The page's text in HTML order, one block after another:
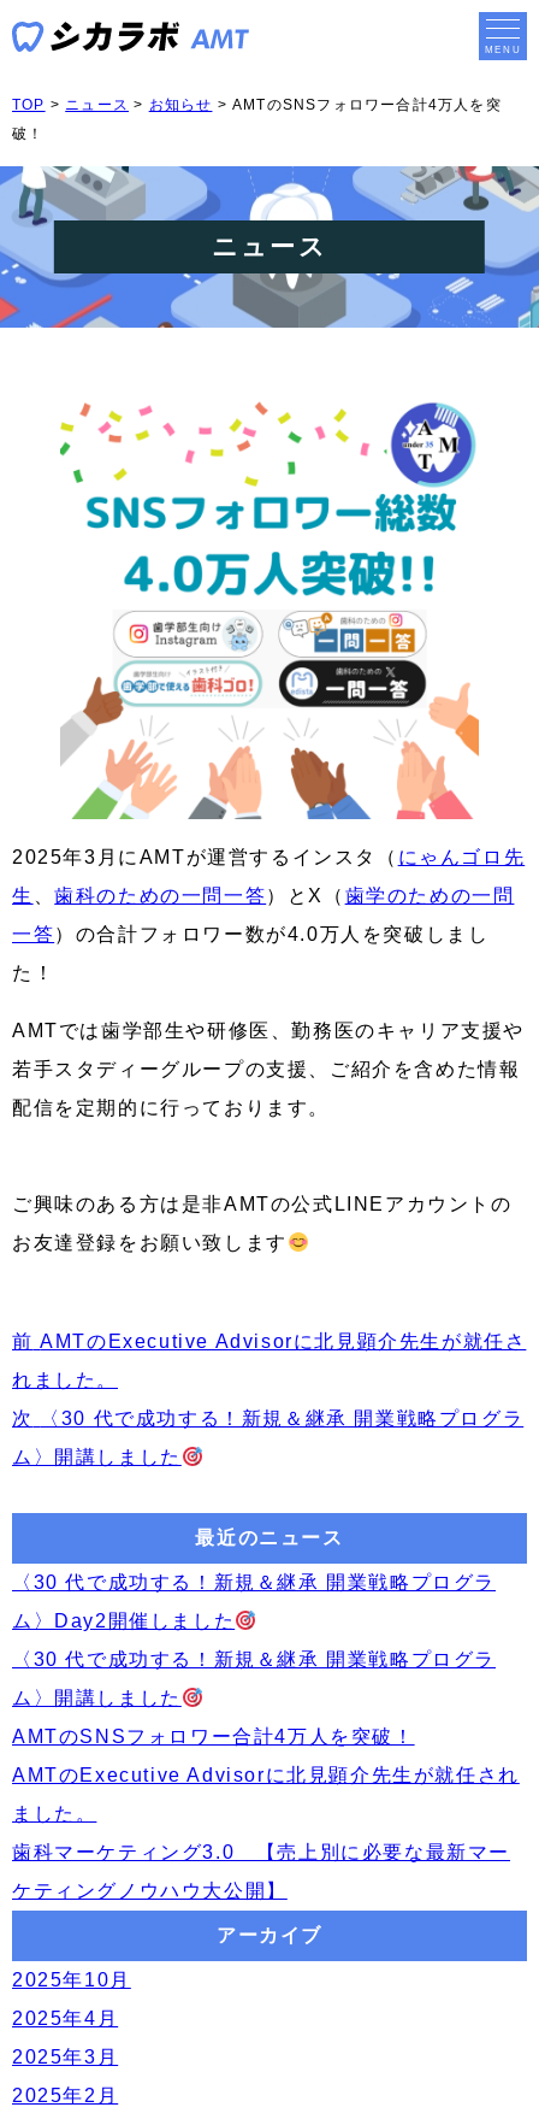
TOP > ニュース > お知らせ >AMTのSNSフォロワー合計4万人を突
破！
ニュース
2025年3月にAMTが運営するインスタ（ にゃんゴロ先
生
、歯科のための一問一答）とX（ 歯学のための一問
一答）の合計フォロワー数が4.0万人を突破しまし
た！
AMTでは歯学部生や研修医、勤務医のキャリア支援や
若手スタディーグループの支援、ご紹介を含めた情報
配信を定期的に行っております。
ご興味のある方は是非AMTの公式LINEアカウントの
お友達登録をお願い致します
投
稿
ナ
ビ
ー
ョ
ン
前 前
の
投
稿:
AMTのExecutive Advisorに北見顕介先生が就任さ
れました。
次
次
の
〈30 代で成功する！新規＆継承 開業戦略プログラ
ム〉開講しました
最近のニュース
〈30 代で成功する！新規＆継承 開業戦略プログラ
ム〉Day2開催しました
〈30 代で成功する！新規＆継承 開業戦略プログラ
ム〉開講しました
AMTのSNSフォロワー合計4万人を突破！
AMTのExecutive Advisorに北見顕介先生が就任され
ました。
歯科マーケティング3.0 【売上別に必要な最新マー
ケティングノウハウ大公開】
アーカイブ
2025年10月
2025年4月
2025年3月
2025年2月